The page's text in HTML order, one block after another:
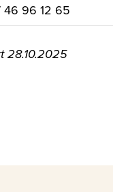
46 96 12 65
28.10.2025